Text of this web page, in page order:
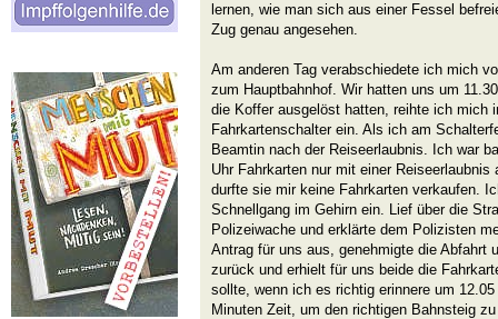
lernen, wie man sich aus einer Fessel
Zug genau angesehen.
Am anderen Tag verabschiedete ich mich
zum Hauptbahnhof. Wir hatten uns um
die Koffer ausgelöst hatten, reihte ich mich
Fahrkartenschalter ein. Als ich am
Beamtin nach der Reiseerlaubnis. Ich war
Uhr Fahrkarten nur mit einer Reiseerlaubnis
durfte sie mir keine Fahrkarten verkaufen.
Schnellgang im Gehirn ein. Lief über die
Polizeiwache und erklärte dem Polizisten
Antrag für uns aus, genehmigte die Abfahrt
zurück und erhielt für uns beide die
sollte, wenn ich es richtig erinnere um
Minuten Zeit, um den richtigen Bahnsteig